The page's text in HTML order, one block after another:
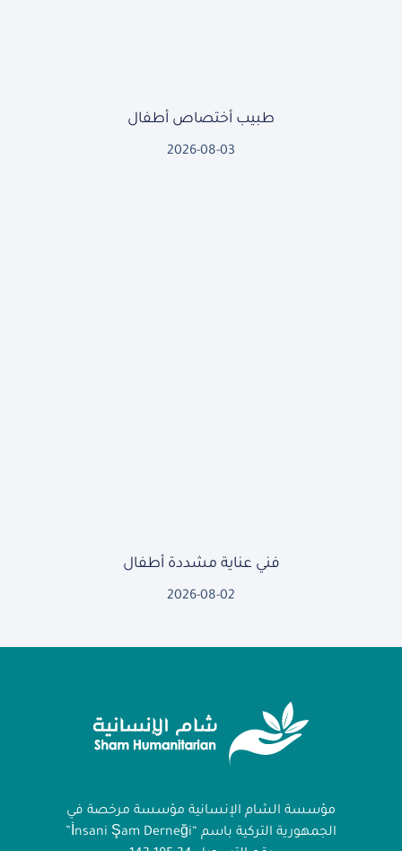
طبيب أختصاص أطفال
2026-08-03
فني عناية مشددة أطفال
2026-08-02
مؤسسة الشام الإنسانية مؤسسة مرخصة في
الجمهورية التركية باسم “İnsani Şam Derneği”